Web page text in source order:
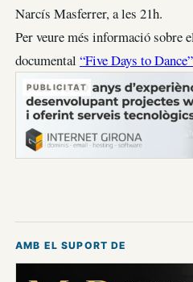
Narcís Masferrer, a les 21h.
Per veure més informació sobre
documental “Five Days to Dance”
PUBLICITAT
AMB EL SUPORT DE